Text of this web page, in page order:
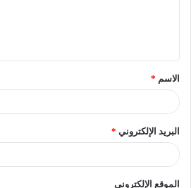
الاسم *
البريد الإلكتروني *
الموقع الإلكتروني